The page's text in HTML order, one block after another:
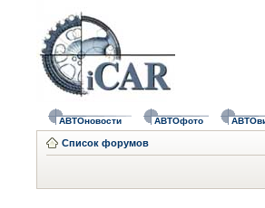
АВТОновости АВТОфото
Список форумов